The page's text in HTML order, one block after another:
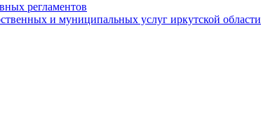
регламентов
и муниципальных услуг иркутской области